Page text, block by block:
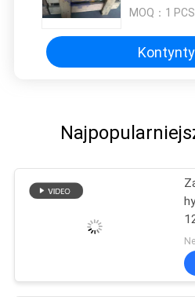
hydrauliczne
sterujący
MOQ： 1 PCS